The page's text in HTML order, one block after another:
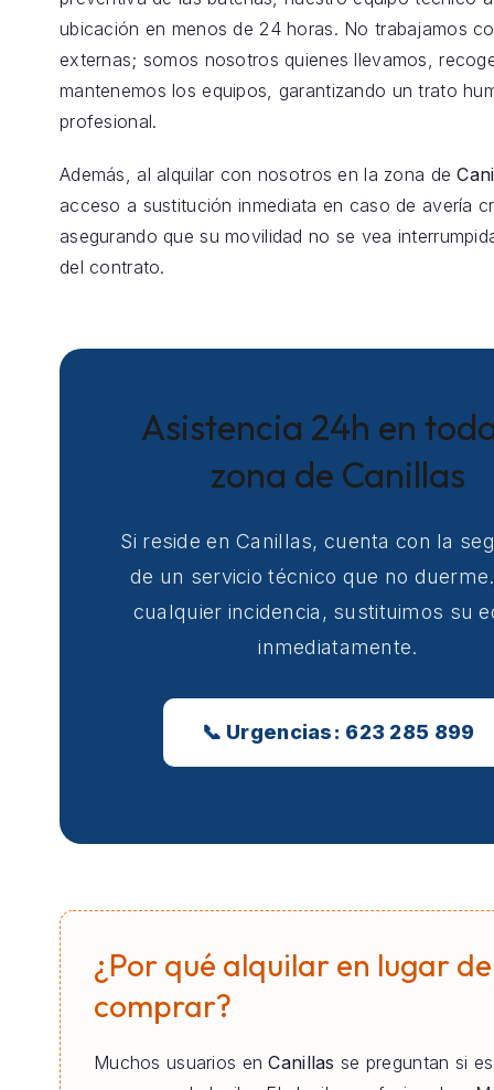
ubicación en menos de 24 horas. No trabajamos
externas; somos nosotros quienes llevamos,
mantenemos los equipos, garantizando un trato
profesional.
Además, al alquilar con nosotros en la zona de
acceso a sustitución inmediata en caso de avería
asegurando que su movilidad no se vea
del contrato.
Asistencia 24h en
zona de Canillas
Si reside en Canillas, cuenta con la
de un servicio técnico que no
cualquier incidencia, sustituimos su
inmediatamente.
📞 Urgencias: 623 285 899
¿Por qué alquilar en lugar de
comprar?
Muchos usuarios enCanillas se preguntan si